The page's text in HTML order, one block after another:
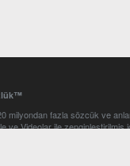
milyondan fazla sözcük ve
ve Videolar ile zenginleştirilmiş